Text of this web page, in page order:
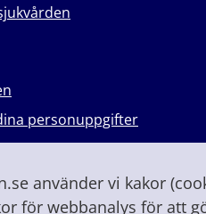
använder vi kakor
för webbanalys för att
personuppgifter
i en nära relation?
och krig